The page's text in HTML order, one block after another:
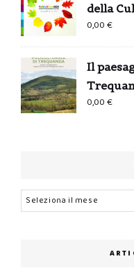
della
0,00€
Il
0,00€
Archivi